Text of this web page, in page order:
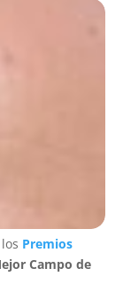
Premios
Campo de